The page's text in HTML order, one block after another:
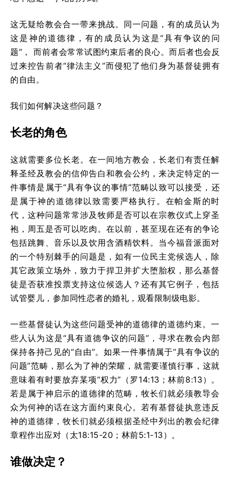
这无疑给教会合一带来挑战。同一问题，有的成员认为
这是神的道德律，有的成员认为这是“具有争议的问
题”， 而前者会常常试图约束后者的良心。而后者也会反
过来控告前者“律法主义”而侵犯了他们身为基督徒拥有
的自由。
我们如何解决这些问题？
长老的角色
这就需要多位长老。在一间地方教会，长老们有责任解
释圣经及教会的信仰告白和教会公约，来决定特定的一
件事情是属于“具有争议的事情”范畴以致可以接受，还
是属于神的道德律以致需要严格执行。在帕金斯的时
代，这种问题常常涉及牧师是否可以在宗教仪式上穿圣
袍，周五是否可以吃肉。在以前，甚至现在还有的争论
包括跳舞、音乐以及饮用含酒精饮料。当今福音派面对
的一个特别棘手的问题是，如有一位民主党候选人，除
其它政策立场外，致力于捍卫并扩大堕胎权，那么基督
徒是否获准投票支持这位候选人？还有其它例子，包括
试管婴儿，参加同性恋者的婚礼，观看限制级电影。
一些基督徒认为这些问题受神的道德律的道德约束。一
些人认为这是“具有道德争议的问题”，寻求在教会内部
保持各持己见的“自由”。如果一件事情属于“具有争议的
问题”范畴，那么为了神的荣耀，就需要谨慎行事，这就
意味着有时要放弃某项“权力”（罗14:13；林前8:13）。
若是属于神启示的道德律的范畴，牧长们就必须教导会
众为何神的话在这方面约束良心。若有基督徒执意违反
神的道德律，牧长们就必须根据圣经中列出的教会纪律
章程作出应对（太18:15-20；林前5:1-13）。
谁做决定？